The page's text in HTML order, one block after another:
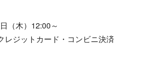
（木）12:00～
レジットカード・コンビニ決済